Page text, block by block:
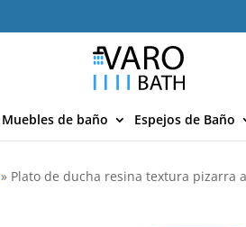
Muebles de baño Espejos de Baño
» Plato de ducha resina textura pizarra